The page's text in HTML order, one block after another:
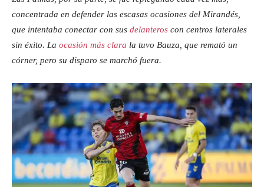
concentrada en defender las escasas ocasiones del Mirandés,
que intentaba conectar con sus delanteros con centros laterales
sin éxito. La ocasión más clara la tuvo Bauza, que remató un
córner, pero su disparo se marchó fuera.